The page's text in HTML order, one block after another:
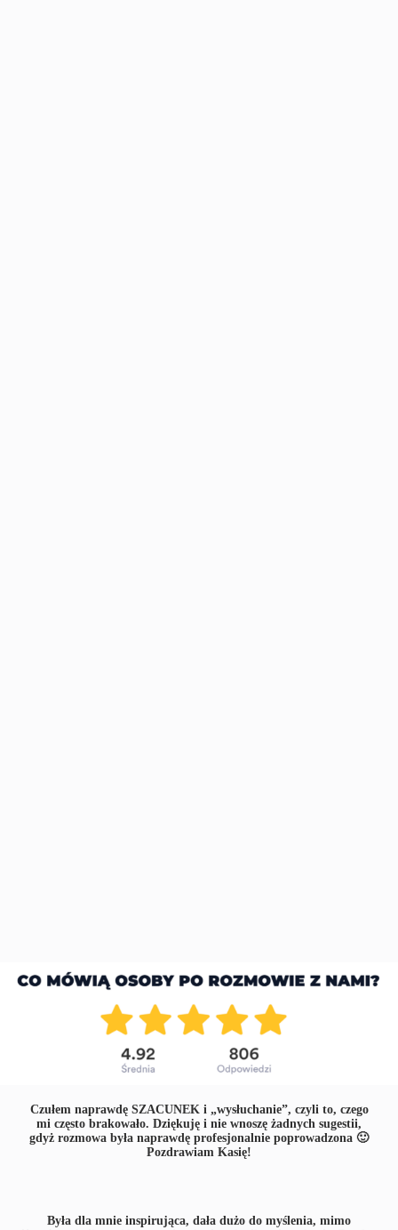
Czułem naprawdę SZACUNEK i „wysłuchanie”, czyli to, czego
mi często brakowało. Dziękuję i nie wnoszę żadnych sugestii,
gdyż rozmowa była naprawdę profesjonalnie poprowadzona 🙂
Pozdrawiam Kasię!
Była dla mnie inspirująca, dała dużo do myślenia, mimo